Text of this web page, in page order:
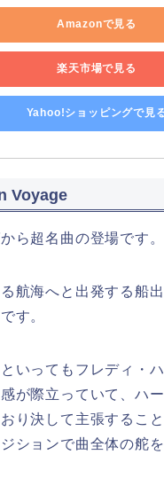
Amazonで見る
楽天市場で見る
Yahoo!ショッピングで見
Voyage
ら超名曲の登場です。
航海へと出発する船
す。
いってもフレディ・
が際立っていて、ハ
り決して主張するこ
ションで曲全体の舵